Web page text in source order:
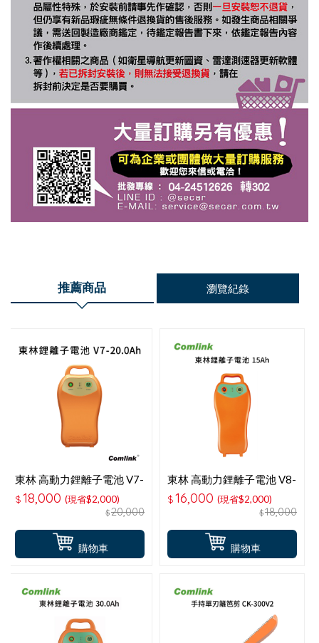
推薦商品 瀏覽紀錄
購物車
東林 高動力鋰離子電池 V7-
20AH 電池
$18,000 (現省$2,000)
$20,000
購物車
東林 高動力鋰離子電池 V8-
15AH 電池
$16,000 (現省$2,000)
$18,000